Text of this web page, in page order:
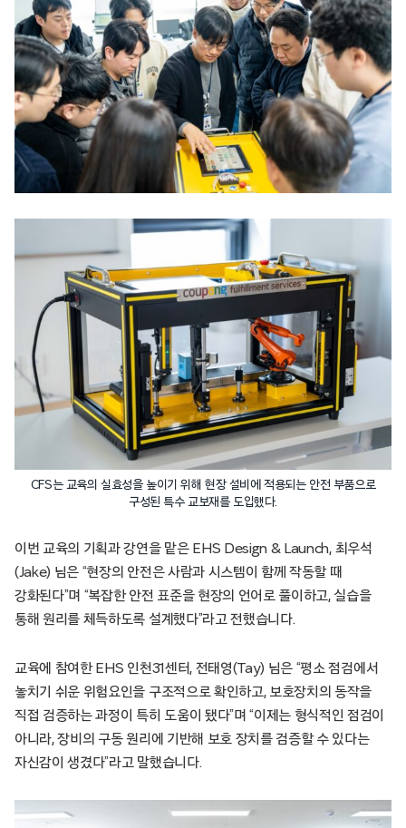
CFS는 교육의 실효성을 높이기 위해 현장 설비에 적용되는 안전 부품으로
구성된 특수 교보재를 도입했다.
이번 교육의 기획과 강연을 맡은 EHS Design & Launch, 최우석
(Jake) 님은 “현장의 안전은 사람과 시스템이 함께 작동할 때
강화된다”며 “복잡한 안전 표준을 현장의 언어로 풀이하고, 실습을
통해 원리를 체득하도록 설계했다”라고 전했습니다.
교육에 참여한 EHS 인천31센터, 전태영(Tay) 님은 “평소 점검에서
놓치기 쉬운 위험요인을 구조적으로 확인하고, 보호장치의 동작을
직접 검증하는 과정이 특히 도움이 됐다”며 “이제는 형식적인 점검이
아니라, 장비의 구동 원리에 기반해 보호 장치를 검증할 수 있다는
자신감이 생겼다”라고 말했습니다.